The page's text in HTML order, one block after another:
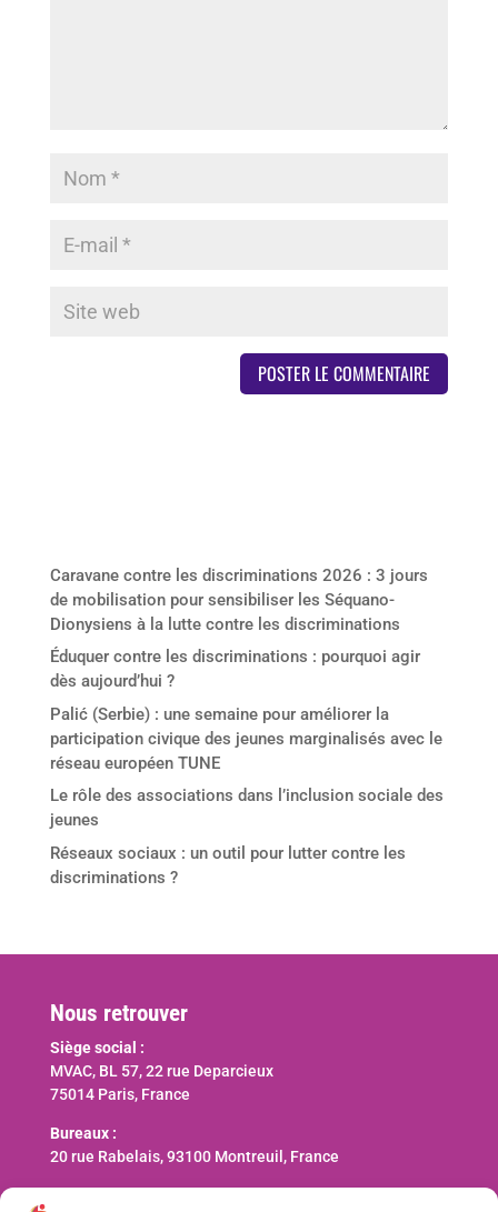
Caravane contre les discriminations 2026 : 3 jours
de mobilisation pour sensibiliser les Séquano-
Dionysiens à la lutte contre les discriminations
Éduquer contre les discriminations : pourquoi agir
dès aujourd’hui ?
Palić (Serbie) : une semaine pour améliorer la
participation civique des jeunes marginalisés avec le
réseau européen TUNE
Le rôle des associations dans l’inclusion sociale des
jeunes
Réseaux sociaux : un outil pour lutter contre les
discriminations ?
Nous retrouver
Siège social :
MVAC, BL 57, 22 rue Deparcieux
75014 Paris, France
Bureaux :
20 rue Rabelais, 93100 Montreuil, France